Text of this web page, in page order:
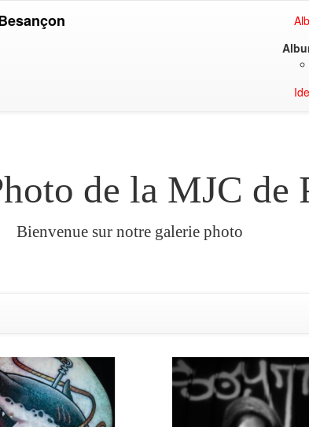
de la MJC de
Bienvenue sur notre galerie photo